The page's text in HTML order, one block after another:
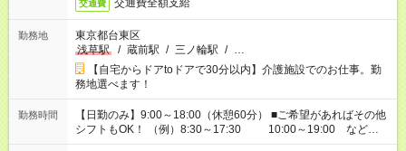
交通費 交通費全額支給
勤務地
東京都台東区
浅草駅
/ 蔵前駅 / 三ノ輪駅 / …
【自宅からドアtoドアで30分以内】介護施設でのお仕事。勤
務地選べます！
勤務時間
【日勤のみ】9:00～18:00（休憩60分） ■ご希望があればその他
シフトもOK！ （例）8:30～17:30 10:00～19:00 など
「家族とお休みを合わせたい」 「余裕を持って夕飯の準備がし